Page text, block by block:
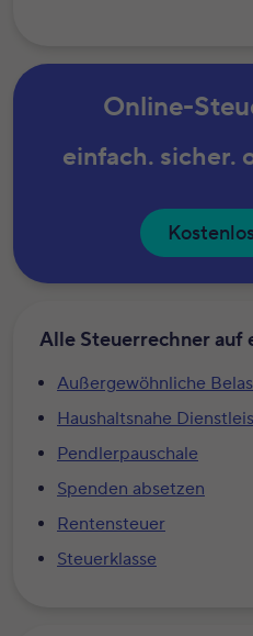
Online-
einfach. sicher.
Alle Steuerrechner auf
Außergewöhnliche
Haushaltsnahe
Pendlerpauschale
Spenden absetzen
Rentensteuer
Steuerklasse